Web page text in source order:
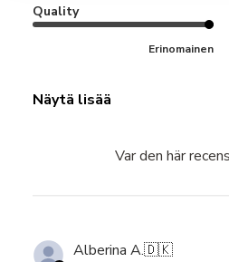
Quality
Erinomainen
Näytä lisää
Var den här
Alberina A.🇩🇰